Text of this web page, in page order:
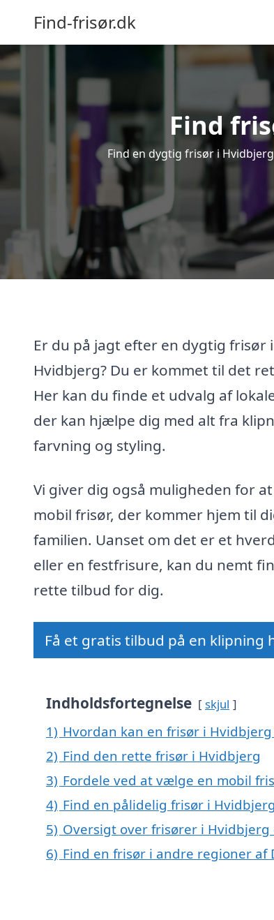
Find-frisør.dk
Find
Find en dygtig frisør i
Er du på jagt efter en dygtig frisør i
Hvidbjerg? Du er kommet til det
Her kan du finde et udvalg af
der kan hjælpe dig med alt fra
farvning og styling.
Vi giver dig også muligheden for
mobil frisør, der kommer hjem til
familien. Uanset om det er et
eller en festfrisure, kan du nemt
rette tilbud for dig.
Få et gratis tilbud på en klipning
Indholdsfortegnelse skjul
1) Hvordan kan en frisør i
2) Find den rette frisør i Hvidbjerg
3) Fordele ved at vælge en mobil
4) Find en pålidelig frisør i
5) Oversigt over frisører i
6) Find en frisør i andre regioner af